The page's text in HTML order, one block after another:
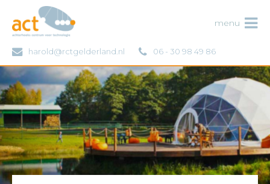
harold@rctgelderland.nl 06 - 30 98 49 86
ACT
menu